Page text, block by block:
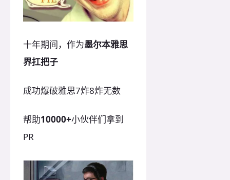
十年期间，作为墨尔本雅思
界扛把子
成功爆破雅思7炸8炸无数
帮助10000+小伙伴们拿到
PR